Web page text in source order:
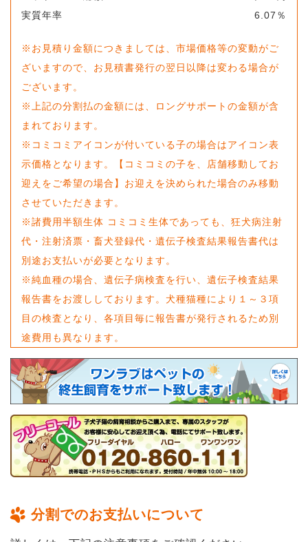
実質年率
6.07 ％
※お見積り金額につきましては、市場価格等の変動がご
ざいますので、お見積書発行の翌日以降は変わる場合が
ございます。
※上記の分割払の金額には、ロングサポートの金額が含
まれております。
※コミコミアイコンが付いている子の場合はアイコン表
示価格となります。【コミコミの子を、店舗移動してお
迎えをご希望の場合】お迎えを決められた場合のみ移動
させていただきます。
※諸費用半額生体 コミコミ生体であっても、狂犬病注射
代・注射済票・畜犬登録代・遺伝子検査結果報告書代は
別途お支払いが必要となります。
※純血種の場合、遺伝子病検査を行い、遺伝子検査結果
報告書をお渡ししております。犬種猫種により１～３項
目の検査となり、各項目毎に報告書が発行されるため別
途費用も異なります。
分割でのお支払いについて